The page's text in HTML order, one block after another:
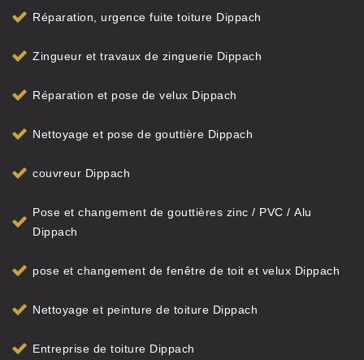
Réparation, urgence fuite toiture Dippach
Zingueur et travaux de zinguerie Dippach
Réparation et pose de velux Dippach
Nettoyage et pose de gouttière Dippach
couvreur Dippach
Pose et changement de gouttières zinc / PVC / Alu
Dippach
pose et changement de fenêtre de toit et velux Dippach
Nettoyage et peinture de toiture Dippach
Entreprise de toiture Dippach